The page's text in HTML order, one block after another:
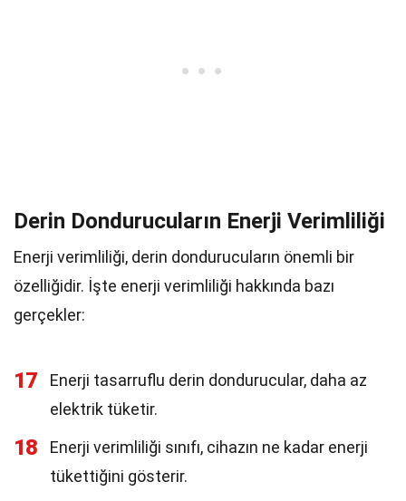
Derin Dondurucuların Enerji Verimliliği
Enerji verimliliği, derin dondurucuların önemli bir
özelliğidir. İşte enerji verimliliği hakkında bazı
gerçekler:
17
Enerji tasarruflu derin dondurucular, daha az
elektrik tüketir.
18
Enerji verimliliği sınıfı, cihazın ne kadar enerji
tükettiğini gösterir.